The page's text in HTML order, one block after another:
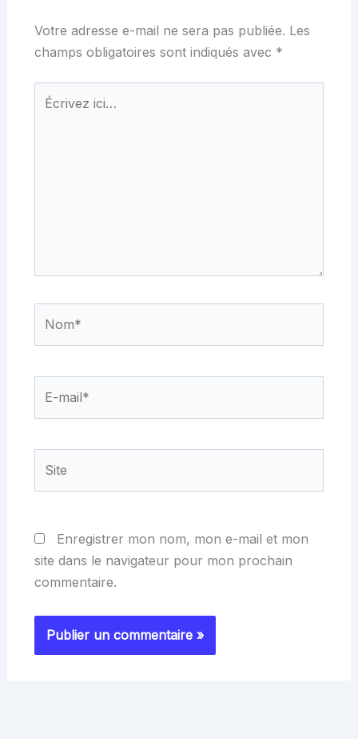
Votre adresse e-mail ne sera pas publiée. Les
champs obligatoires sont indiqués avec *
Écrivez
ici…
mail*
Enregistrer mon nom, mon e-mail et mon
site dans le navigateur pour mon prochain
commentaire.